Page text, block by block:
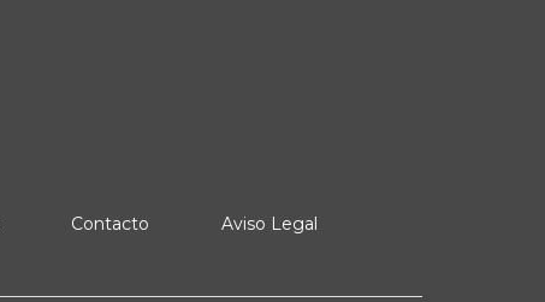
Contacto
Aviso Legal